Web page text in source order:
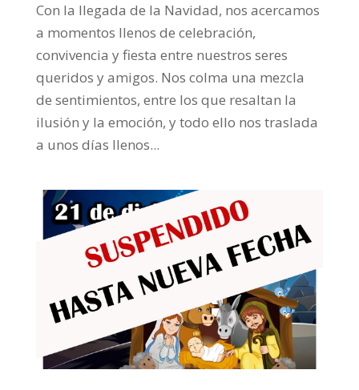
Con la llegada de la Navidad, nos acercamos
a momentos llenos de celebración,
convivencia y fiesta entre nuestros seres
queridos y amigos. Nos colma una mezcla
de sentimientos, entre los que resaltan la
ilusión y la emoción, y todo ello nos traslada
a unos días llenos...